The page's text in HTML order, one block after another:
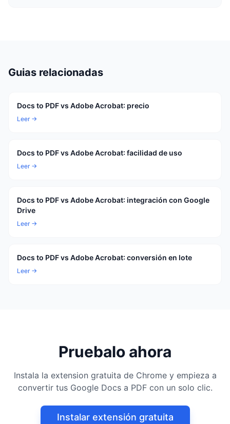
Guias relacionadas
Docs to PDF vs Adobe Acrobat: precio
Leer →
Docs to PDF vs Adobe Acrobat: facilidad de uso
Leer →
Docs to PDF vs Adobe Acrobat: integración con Google
Drive
Leer →
Docs to PDF vs Adobe Acrobat: conversión en lote
Leer →
Pruebalo ahora
Instala la extension gratuita de Chrome y empieza a
convertir tus Google Docs a PDF con un solo clic.
Instalar extensión gratuita